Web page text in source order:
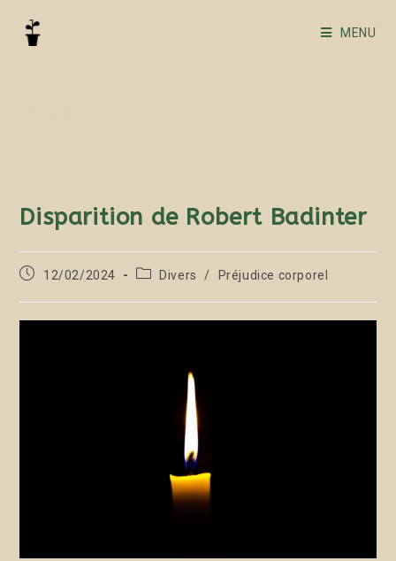
MENU
Disparition de Robert Badinter
12/02/2024 Divers / Préjudice corporel